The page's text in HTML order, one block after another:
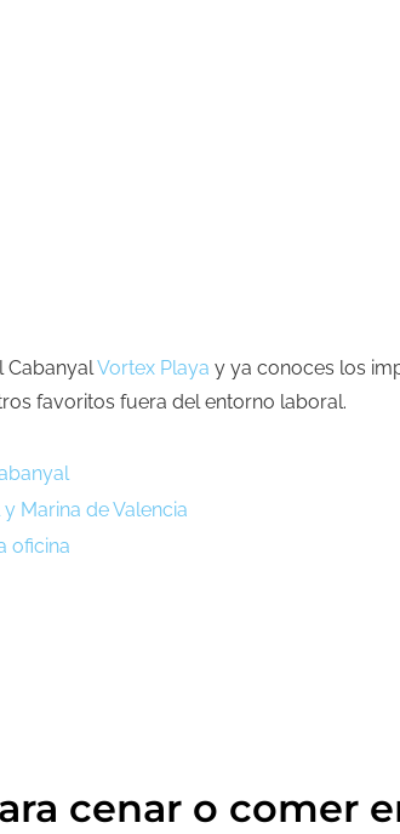
CabanyalVortex Playa y ya conoces los
favoritos fuera del entorno laboral.
Marina de Valencia
oficina
cenar o comer